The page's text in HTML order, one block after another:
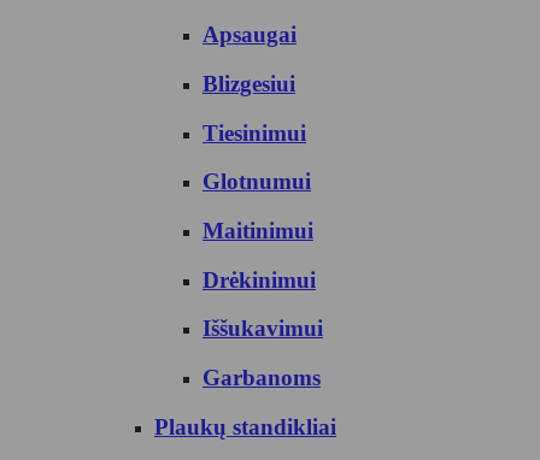
Apsaugai
Blizgesiui
Tiesinimui
Glotnumui
Maitinimui
Drėkinimui
Iššukavimui
Garbanoms
Plaukų standikliai